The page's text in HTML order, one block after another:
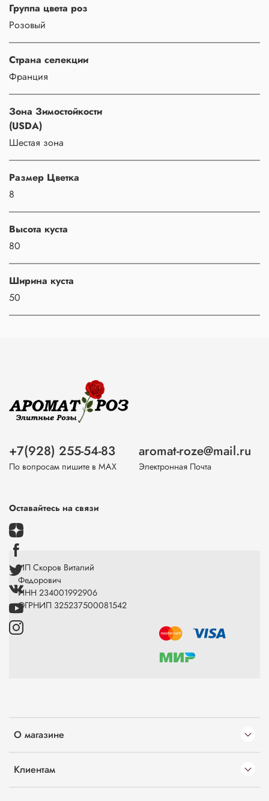
Группа цвета роз
Розовый
Страна селекции
Франция
Зона Зимостойкости
(USDA)
Шестая зона
Размер Цветка
8
Высота куста
80
Ширина куста
50
О магазине
Клиентам
+7(928) 255-54-83
По вопросам пишите в МАХ
aromat-roze@mail.ru
Электронная Почта
Оставайтесь на связи
ИП Скоров Виталий
Федорович
ИНН 234001992906
ОГРНИП 325237500081542